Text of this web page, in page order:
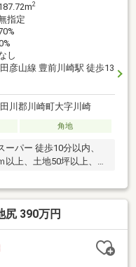
2
指定
し
田彦山線 豊前川崎駅 徒歩13
川郡川崎町大字川崎
角地
パー 徒歩10分以内、
上、土地50坪以上、平
尻 390万円